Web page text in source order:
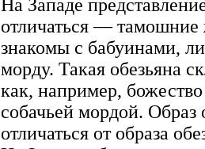
На Западе
отличаться —
знакомы с бабуинами,
морду. Такая обезьяна
как, например,
собачьей мордой.
отличаться от образа